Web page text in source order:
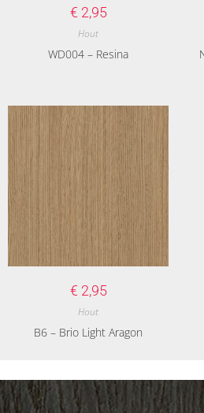
€ 2,95
Hout
WD004 – Resina
€ 2,95
Hout
B6 – Brio Light Aragon